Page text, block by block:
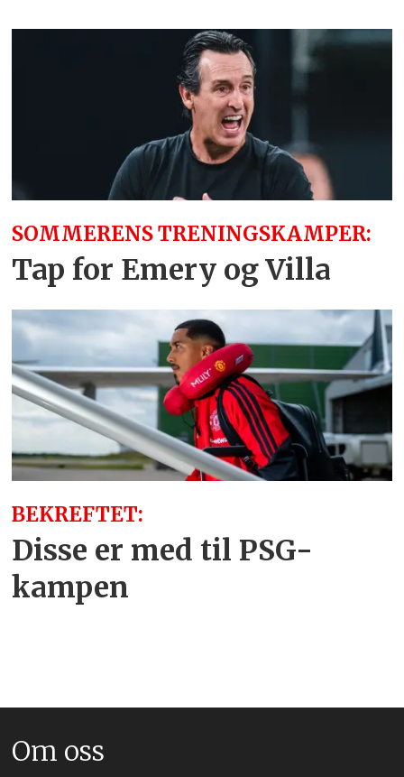
SOMMERENS TRENINGSKAMPER:
Tap for Emery og Villa
BEKREFTET:
Disse er med til PSG-
kampen
Om oss